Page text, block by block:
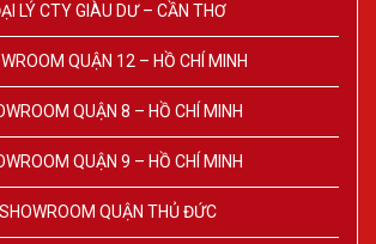
LÝ CTY GIÀU DƯ – CẦN THƠ
QUẬN 12 – HỒ CHÍ MINH
QUẬN 8 – HỒ CHÍ MINH
QUẬN 9 – HỒ CHÍ MINH
SHOWROOM QUẬN THỦ ĐỨC